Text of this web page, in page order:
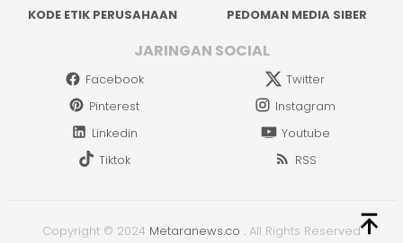
KODE ETIK PERUSAHAAN
PEDOMAN MEDIA SIBER
JARINGAN SOCIAL
Facebook
Twitter
Pinterest
Instagram
Linkedin
Youtube
Tiktok
RSS
Copyright © 2024 Metaranews.co . All Rights Reserved